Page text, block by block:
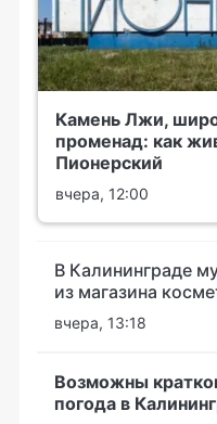
Камень Лжи,
променад: как
Пионерский
вчера, 12:00
В Калининграде
из магазина
вчера, 13:18
Возможны
погода в